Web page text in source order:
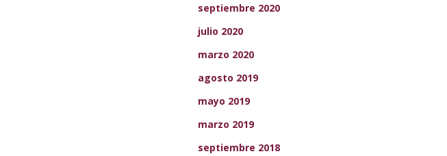
septiembre 2020
julio 2020
marzo 2020
agosto 2019
mayo 2019
marzo 2019
septiembre 2018